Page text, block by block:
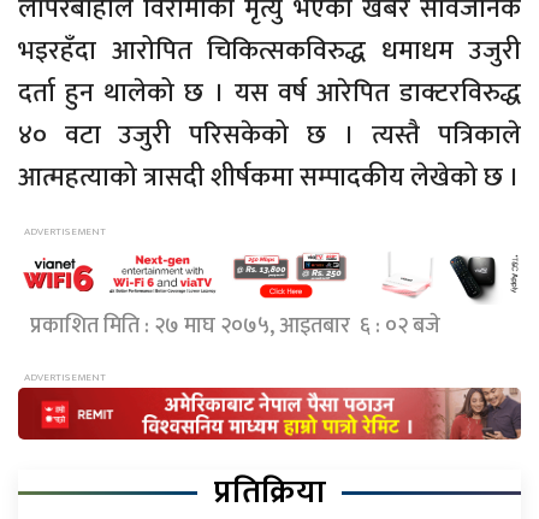
भइरहँदा आरोपित चिकित्सकविरुद्ध धमाधम उजुरी
दर्ता हुन थालेको छ । यस वर्ष आरेपित डाक्टरविरुद्ध
४० वटा उजुरी परिसकेको छ । त्यस्तै पत्रिकाले
आत्महत्याको त्रासदी शीर्षकमा सम्पादकीय लेखेको छ ।
प्रकाशित मिति : २७ माघ २०७५, आइतबार ६ : ०२ बजे
प्रतिक्रिया